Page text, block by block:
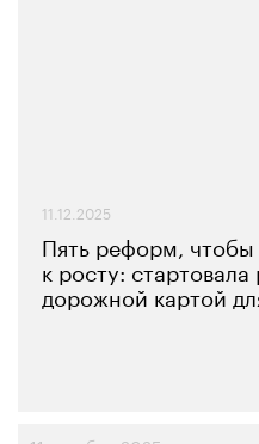
11.12.2025
Пять реформ,
к росту:
дорожной картой